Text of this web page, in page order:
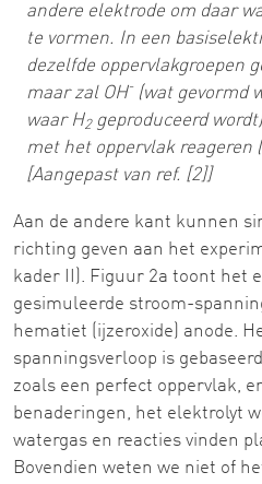
andere elektrode om daar
te vormen. In een
dezelfde oppervlakgroepen
maar zal OH-(wat gevormd
waar H2geproduceerd wordt)
met het oppervlak reageren
[Aangepast van ref. [2]]
Aan de andere kant kunnen
richting geven aan het
kader II). Figuur 2a toont het
gesimuleerde stroom-
hematiet (ijzeroxide) anode.
spanningsverloop is
zoals een perfect oppervlak,
benaderingen, het elektrolyt
watergas en reacties vinden
Bovendien weten we niet of